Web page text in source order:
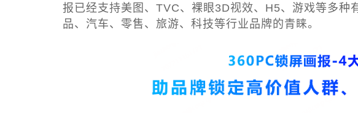
报已经支持美图、TVC、裸眼3D视效、H5、游戏等多种
品、汽车、零售、旅游、科技等行业品牌的青睐。